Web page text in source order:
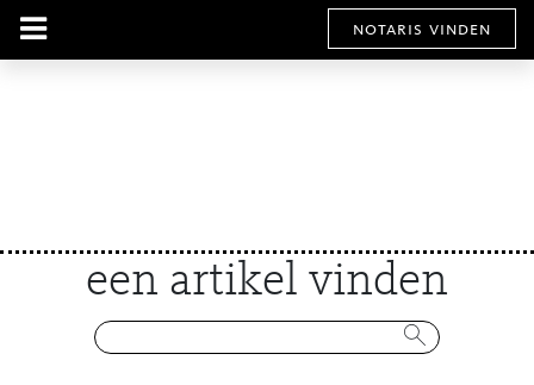
notaris vinden
een artikel vinden